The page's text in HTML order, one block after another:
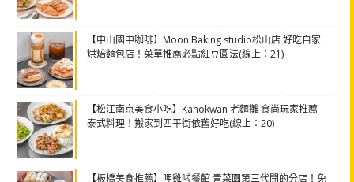
【中山國中咖啡】Moon Baking studio松山店 好吃自家
烘焙麵包店！菜單推薦必點紅豆圓法(線上：21)
【松江南京美食小吃】Kanokwan 老麵攤 食尚玩家推薦
泰式料理！搬家到四平街依舊好吃(線上：20)
【板橋美食推薦】呷雞啦餐館 青菜園第三代開的分店！免